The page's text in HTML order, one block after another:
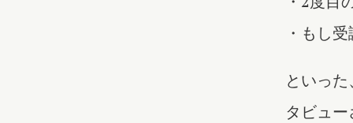
・もし
といっ
タビュ